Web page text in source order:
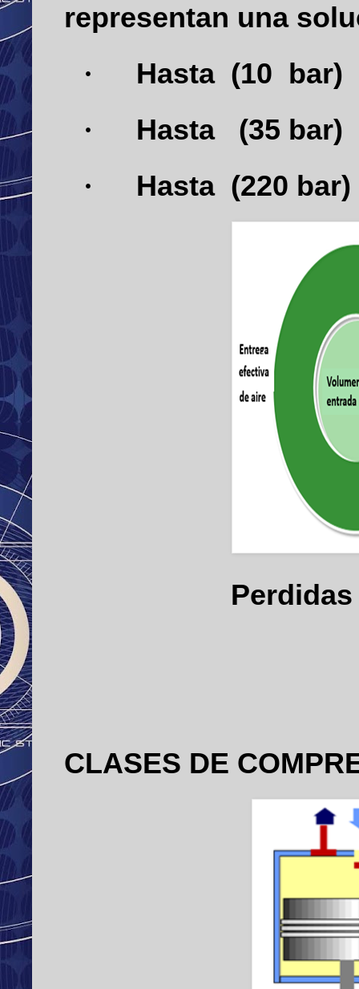
representan una
· Hasta (10 bar)
· Hasta (35 bar)
· Hasta (220 bar)
CLASES DE